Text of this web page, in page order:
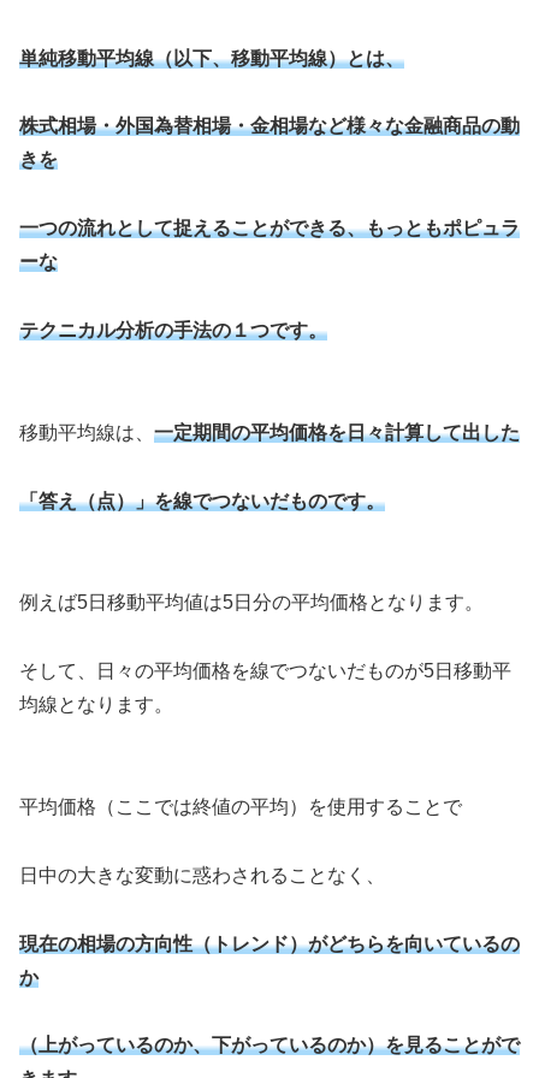
単純移動平均線（以下、移動平均線）とは、
株式相場・外国為替相場・金相場など様々な金融商品の動
きを
一つの流れとして捉えることができる、もっともポピュラ
ーな
テクニカル分析の手法の１つです。
移動平均線は、 一定期間の平均価格を日々計算して出した
「答え（点）」を線でつないだものです。
例えば5日移動平均値は5日分の平均価格となります。
そして、日々の平均価格を線でつないだものが5日移動平
均線となります。
平均価格（ここでは終値の平均）を使用することで
日中の大きな変動に惑わされることなく、
現在の相場の方向性（トレンド）がどちらを向いているの
か
（上がっているのか、下がっているのか）を見ることがで